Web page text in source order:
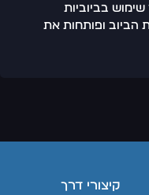
בביוביות
ופותחות את
קיצורי דרך